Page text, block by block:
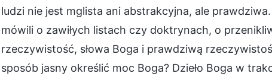
ludzi nie jest mglista ani abstrakcyjna, ale
mówili o zawiłych listach czy doktrynach, o
rzeczywistość, słowa Boga i prawdziwą
sposób jasny określić moc Boga? Dzieło Boga w